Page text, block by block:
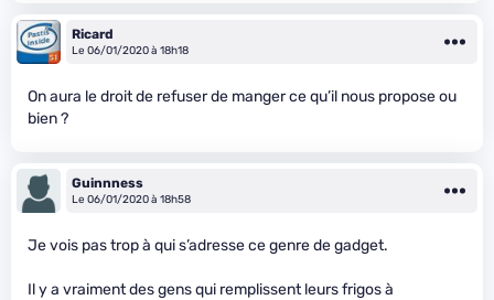
Ricard
Le 06/01/2020 à 18h18
On aura le droit de refuser de manger ce qu’il nous propose ou
bien ?
Guinnness
Le 06/01/2020 à 18h58
Je vois pas trop à qui s’adresse ce genre de gadget.
Il y a vraiment des gens qui remplissent leurs frigos à